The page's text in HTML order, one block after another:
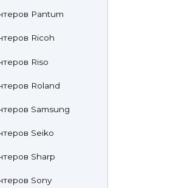
Pantum
Ricoh
Riso
Roland
Samsung
Seiko
Sharp
Sony